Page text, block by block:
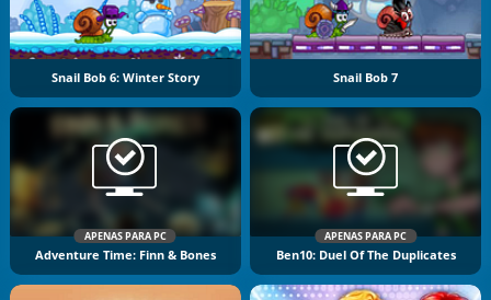
Snail Bob 6: Winter Story Snail Bob 7
APENAS PARA PC
Adventure Time: Finn & Bones
APENAS PARA PC
Ben10: Duel Of The Duplicates